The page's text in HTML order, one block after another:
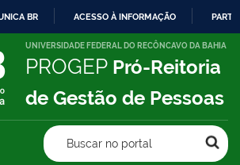
IR
PARA
CONTEÚDO
BR ACESSO À INFORMAÇÃO
UNIVERSIDADE FEDERAL DO RECÔNCAVO DA BAHIA
PROGEP Pró-Reitoria
de Gestão de Pessoas
Buscar no portal